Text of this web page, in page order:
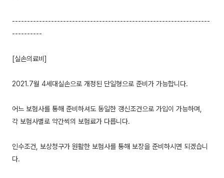
------------------------------------------------------------------
----------
[실손의료비]
2021.7월 4세대실손으로 개정된 단일형으로 준비가 가능합니다.
어느 보험사를 통해 준비하셔도 동일한 갱신조건으로 가입이 가능하며,
각 보험사별로 약간씩의 보험료가 다릅니다.
인수조건, 보상청구가 원활한 보험사를 통해 보장을 준비하시면 되겠습니
다.